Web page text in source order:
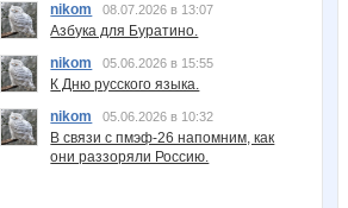
nikom
08.07.2026 в 13:07
Азбука для Буратино.
nikom
05.06.2026 в 15:55
К Дню русского языка.
nikom
05.06.2026 в 10:32
В связи с пмэф-26 напомним, как
они раззоряли Россию.